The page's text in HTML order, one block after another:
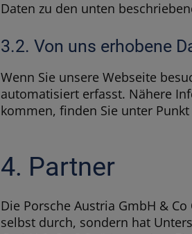
Daten zu den unten
3.2. Von uns erhobene
Wenn Sie unsere Webseite
automatisiert erfasst. Nähere
kommen, finden Sie unter
4. Partner
Die Porsche Austria GmbH &
selbst durch, sondern hat